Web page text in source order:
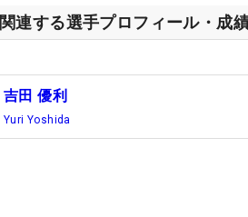
関連する選手プロフィール・成
吉田 優利
Yuri Yoshida